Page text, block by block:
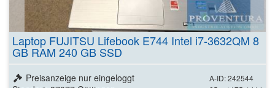
Laptop FUJITSU Lifebook E744 Intel i7-3632QM 8
GB RAM 240 GB SSD
A-ID: 242544
Preisanzeige nur eingeloggt